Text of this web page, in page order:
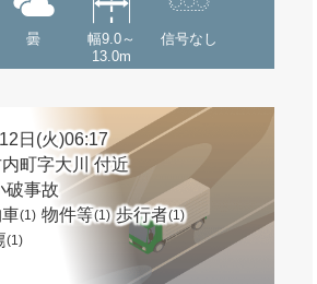
曇
幅9.0～
13.0m
信号なし
日(火)06:17
内町字大川 付近
破事故
(1) 物件等(1) 歩行者(1)
(1)